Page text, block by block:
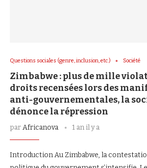
Questions sociales (genre, inclusion, etc.) Société
Zimbabwe : plus de mille
droits recensées lors des
anti-gouvernementales, la
dénonce la répression
parAfricanova 1 an il y a
Introduction Au Zimbabwe, la